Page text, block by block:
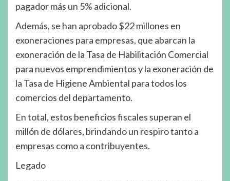
pagador más un 5% adicional.
Además, se han aprobado $22 millones en
exoneraciones para empresas, que abarcan la
exoneración de la Tasa de Habilitación Comercial
para nuevos emprendimientos y la exoneración de
la Tasa de Higiene Ambiental para todos los
comercios del departamento.
En total, estos beneficios fiscales superan el
millón de dólares, brindando un respiro tanto a
empresas como a contribuyentes.
Legado